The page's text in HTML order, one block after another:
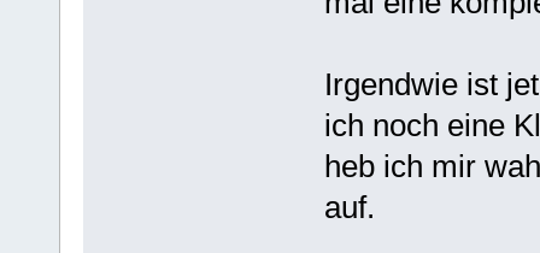
Irgendwie ist
ich noch eine
heb ich mir
auf.